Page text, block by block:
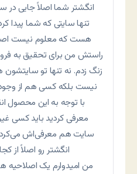
انگشتر شما اصلاً جایی در
تنها سایتی که شما پیدا
هست که معلوم نیست
راستش من برای تحقیق به
زنگ زدم. نه تنها تو
نیست بلکه کسی هم از
با توجه به این محصول
معرفی کردید باید کسی
سایت هم معرفی‌اش
انگشتر رو اصلاً از
من امیدوارم یک اصلاحیه